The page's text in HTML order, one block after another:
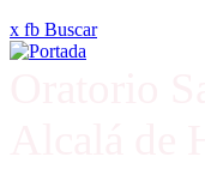
x fb Buscar